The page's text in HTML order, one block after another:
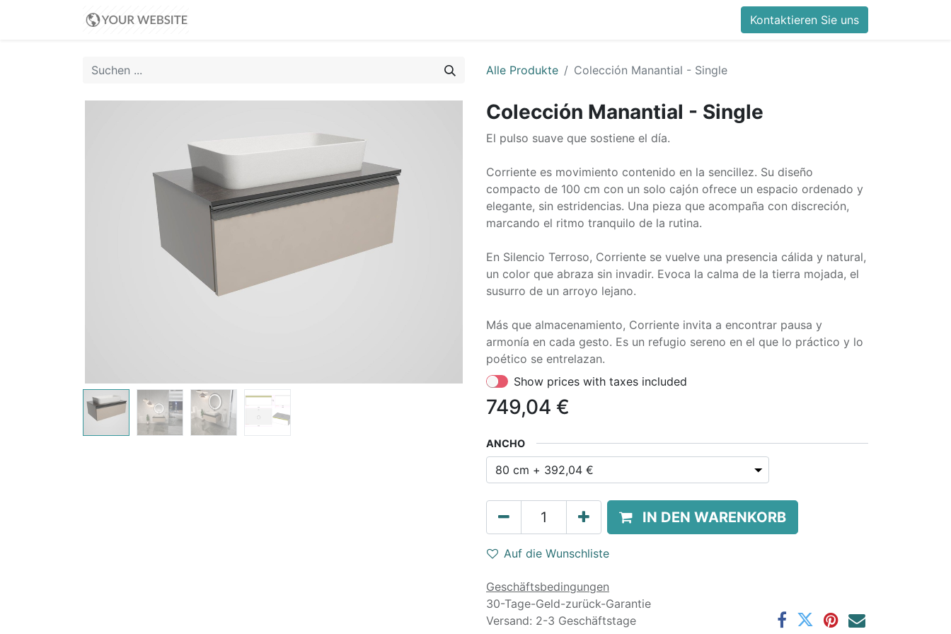
Kontaktieren Sie uns
Alle Produkte Colección Manantial - Single
Colección Manantial - Single
El pulso suave que sostiene el día.
Corriente es movimiento contenido en la sencillez. Su diseño
compacto de 100 cm con un solo cajón ofrece un espacio ordenado y
elegante, sin estridencias. Una pieza que acompaña con discreción,
marcando el ritmo tranquilo de la rutina.
En Silencio Terroso, Corriente se vuelve una presencia cálida y natural,
un color que abraza sin invadir. Evoca la calma de la tierra mojada, el
susurro de un arroyo lejano.
Más que almacenamiento, Corriente invita a encontrar pausa y
armonía en cada gesto. Es un refugio sereno en el que lo práctico y lo
poético se entrelazan.
Show prices with taxes included
749,04 €
ANCHO
IN DEN WARENKORB
Auf die Wunschliste
Geschäftsbedingungen
30-Tage-Geld-zurück-Garantie
Versand: 2-3 Geschäftstage